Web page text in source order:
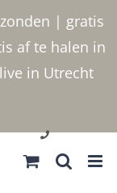
| gratis
af te halen in
in Utrecht
030 2400000